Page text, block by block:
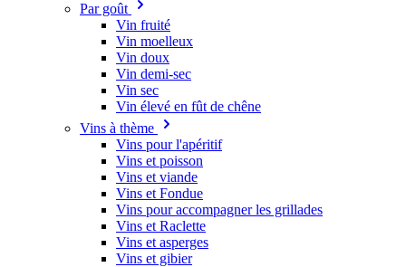
Par goût
Vin fruité
Vin moelleux
Vin doux
Vin demi-sec
Vin sec
Vin élevé en fût de chêne
Vins à thème
Vins pour l'apéritif
Vins et poisson
Vins et viande
Vins et Fondue
Vins pour accompagner les grillades
Vins et Raclette
Vins et asperges
Vins et gibier